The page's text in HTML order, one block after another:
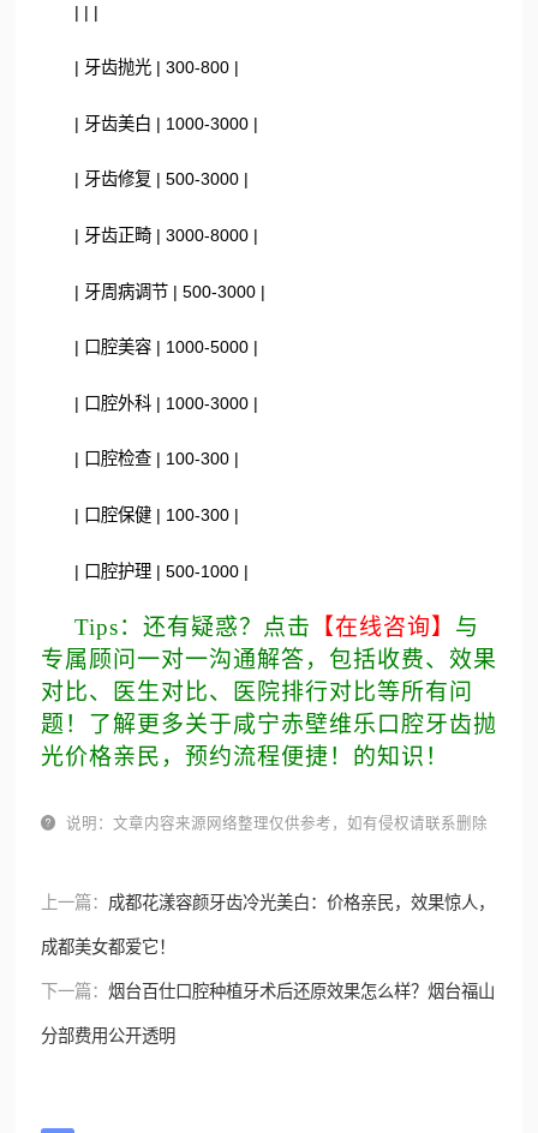
| | |
| 牙齿抛光 | 300-800 |
| 牙齿美白 | 1000-3000 |
| 牙齿修复 | 500-3000 |
| 牙齿正畸 | 3000-8000 |
| 牙周病调节 | 500-3000 |
| 口腔美容 | 1000-5000 |
| 口腔外科 | 1000-3000 |
| 口腔检查 | 100-300 |
| 口腔保健 | 100-300 |
| 口腔护理 | 500-1000 |
Tips：还有疑惑？点击 【在线咨询】 与
专属顾问一对一沟通解答，包括收费、效果
对比、医生对比、医院排行对比等所有问
题！了解更多关于咸宁赤壁维乐口腔牙齿抛
光价格亲民，预约流程便捷！的知识！
 说明：文章内容来源网络整理仅供参考，如有侵权请联系删除
上一篇： 成都花漾容颜牙齿冷光美白：价格亲民，效果惊人，
成都美女都爱它！
下一篇： 烟台百仕口腔种植牙术后还原效果怎么样？烟台福山
分部费用公开透明